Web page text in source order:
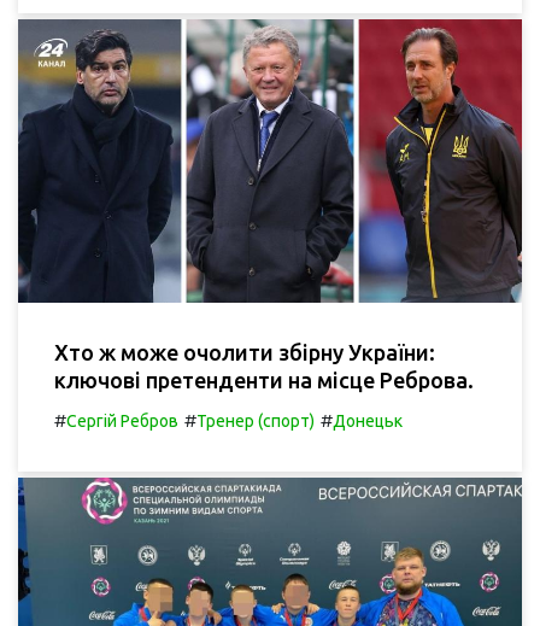
Хто ж може очолити збірну України:
ключові претенденти на місце Реброва.
#Сергій Ребров #Тренер (спорт) #Донецьк